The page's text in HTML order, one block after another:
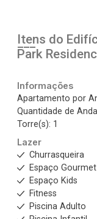
Itens do
Park
Informações
Apartamento por
Quantidade de
Torre(s): 1
Lazer
Churrasqueira
Espaço Gourmet
Espaço Kids
Fitness
Piscina Adulto